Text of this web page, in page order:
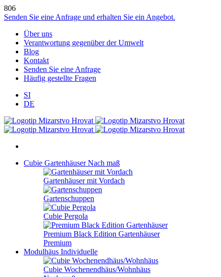
806
Senden Sie eine Anfrage und erhalten Sie ein Angebot.
Über uns
Verantwortung gegenüber der Umwelt
Blog
Kontakt
Senden Sie eine Anfrage
Häufig gestellte Fragen
SI
DE
Cubie GartenhäuserNach maß
Gartenhäuser mit Vordach
Gartenschuppen
Cubie Pergola
Premium Black Edition Gartenhäuser
Premium
Modulhäus Individuelle
Cubie Wochenendhäus/Wohnhäus